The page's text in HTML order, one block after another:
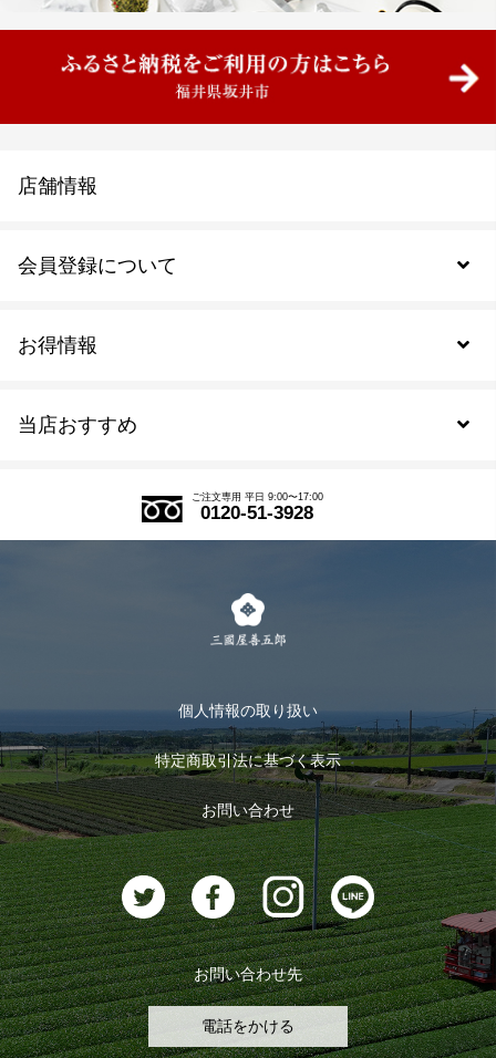
当店おすすめ
式部の香りシリーズ
お茶のギフト
おすすめのお茶
お茶に合うスイーツ
お得情報
会員登録について
会員規約について
ログイン
ログアウト
店舗情報
ご注文専用 平日 9:00〜17:00
0120-51-3928
個人情報の取り扱い
特定商取引法に基づく表示
お問い合わせ
お問い合わせ先
電話をかける